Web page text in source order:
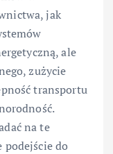
jak
ale
zużycie
transportu
na te
podejście do